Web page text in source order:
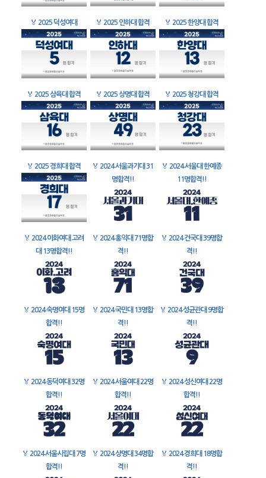
🏅 2025 덕성여대 🏅 2025 인하대 합격 🏅 2025 한양대 합격
🏅 2025 삼육대 합격 🏅 2025 상명대 합격 🏅 2025 청강대 합격
🏅 2025 경희대 합격 🏅 2024 서울과기대 31
명합격!!
🏅 2024 서울대 한예종
11명합격!!
🏅 2024 이화여대 고려
대 13명합격!!
🏅 2024 홍익대 71명합
격!!
🏅 2024 건국대 39명합
격!!
🏅 2024 숙명여대 15명
합격!!
🏅 2024 국민대 13명합
격!!
🏅 2024 성균관대 9명합
격!!
🏅 2024 동덕여대 32명
합격!!
🏅 2024 서울여대 22명
합격!!
🏅 2024 성신여대 22명
합격!!
🏅 2024 서울시립대 7명
합격!!
🏅 2024 상명대 34명합
격!!
🏅 2024 경희대 18명합
격!!